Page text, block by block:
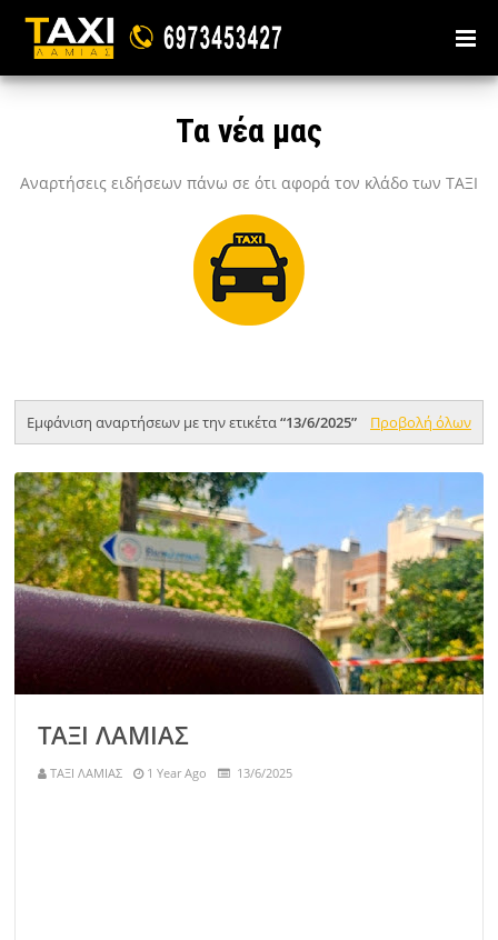
Τα νέα μας
Αναρτήσεις ειδήσεων πάνω σε ότι αφορά τον κλάδο των ΤΑΞΙ
Εμφάνιση αναρτήσεων με την ετικέτα 13/6/2025 Προβολή όλων
ΤΑΞΙ ΛΑΜΙΑΣ
ΤΑΞΙ ΛΑΜΙΑΣ 1 Year Ago 13/6/2025